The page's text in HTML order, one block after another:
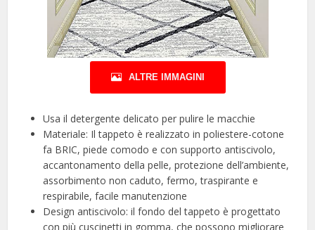
ALTRE IMMAGINI
Usa il detergente delicato per pulire le macchie
Materiale: Il tappeto è realizzato in poliestere-cotone
fa BRIC, piede comodo e con supporto antiscivolo,
accantonamento della pelle, protezione dell’ambiente,
assorbimento non caduto, fermo, traspirante e
respirabile, facile manutenzione
Design antiscivolo: il fondo del tappeto è progettato
con più cuscinetti in gomma, che possono migliorare